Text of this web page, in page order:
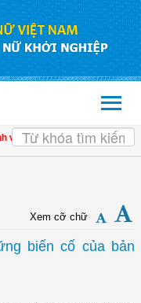
| Hội LHPN tỉnh Kiên
Xem cỡ chữ
biến cố của bản